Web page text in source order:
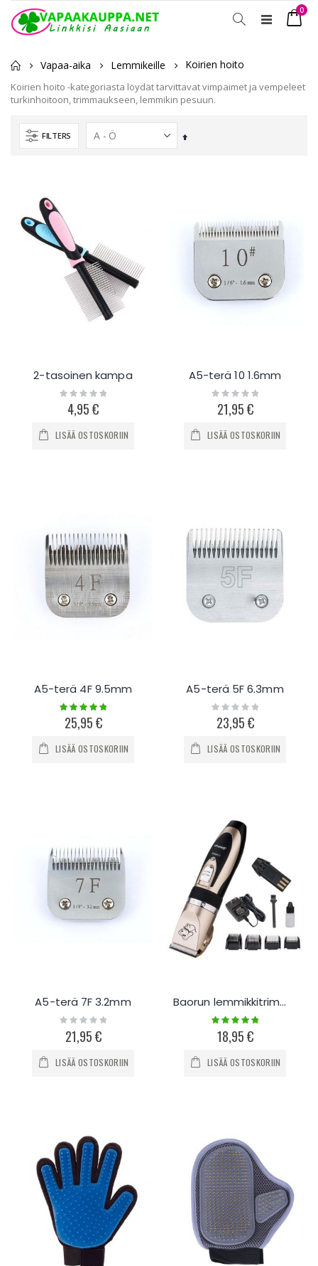
Toggle
0
Vapaa-aika Lemmikeille Koirien hoito
Koirien hoito -kategoriasta löydät tarvittavat vimpaimet ja vempeleet
turkinhoitoon, trimmaukseen, lemmikin pesuun.
FILTERS
Laskevassa
2-tasoinen kampa
Rating:
0%4,95 €
LISÄÄ OSTOSKORIIN
A5-terä 10 1.6mm
Rating:
0%
21,95 €
LISÄÄ OSTOSKORIIN
A5-terä 4F 9.5mm
Rating:
100%
25,95 €
LISÄÄ OSTOSKORIIN
A5-terä 5F 6.3mm
Rating:
0%
23,95 €
LISÄÄ OSTOSKORIIN
A5-terä 7F 3.2mm
Rating:
0%
21,95 €
LISÄÄ OSTOSKORIIN
Baorun lemmikkitrimmeri
Rating:
100%
18,95 €
LISÄÄ OSTOSKORIIN